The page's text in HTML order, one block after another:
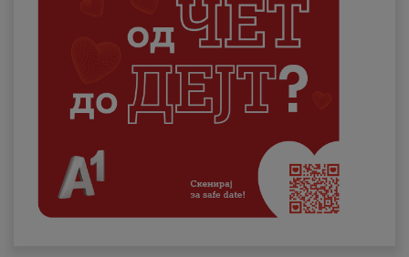
Деловни
Поддршка
Надополни кредит
Плати сметка